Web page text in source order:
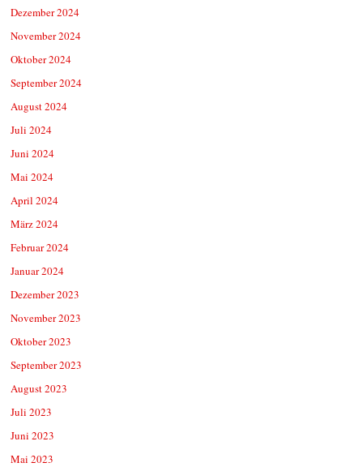
Dezember 2024
November 2024
Oktober 2024
September 2024
August 2024
Juli 2024
Juni 2024
Mai 2024
April 2024
März 2024
Februar 2024
Januar 2024
Dezember 2023
November 2023
Oktober 2023
September 2023
August 2023
Juli 2023
Juni 2023
Mai 2023